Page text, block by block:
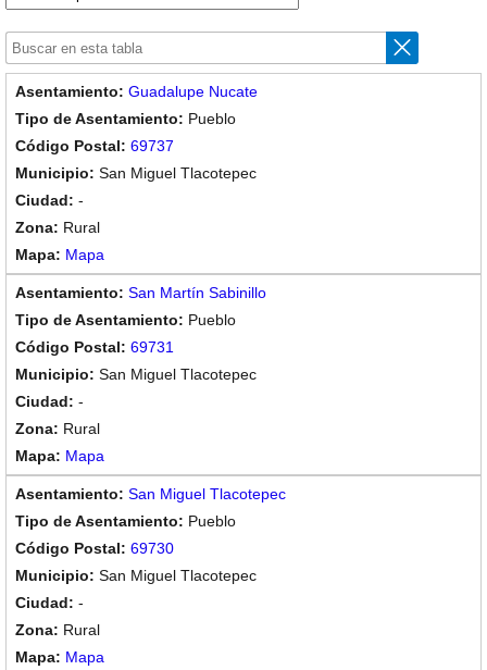
Guadalupe Nucate
Pueblo
69737
San Miguel Tlacotepec
-
Rural
Mapa
San Martín Sabinillo
Pueblo
69731
San Miguel Tlacotepec
-
Rural
Mapa
San Miguel Tlacotepec
Pueblo
69730
San Miguel Tlacotepec
-
Rural
Mapa